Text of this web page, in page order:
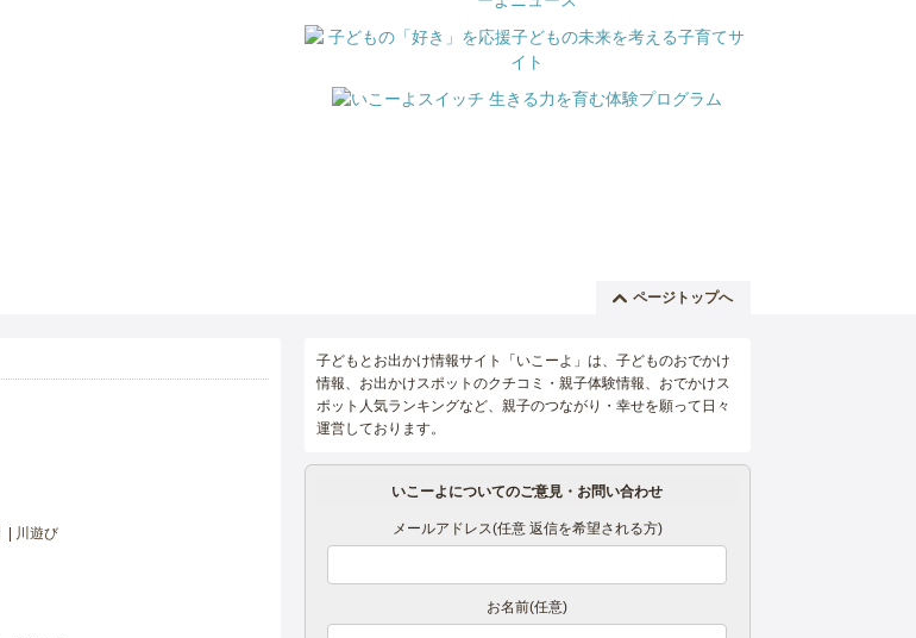
ページトップへ
川遊び
子どもとお出かけ情報サイト「いこーよ」は、子どものおでかけ
情報、お出かけスポットのクチコミ・親子体験情報、おでかけス
ポット人気ランキングなど、親子のつながり・幸せを願って日々
運営しております。
いこーよについてのご意見・お問い合わせ
メールアドレス(任意 返信を希望される方)
お名前(任意)